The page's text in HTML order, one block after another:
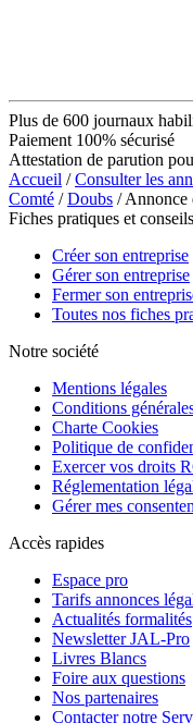
Plus de 600 journaux
Paiement 100% sécurisé
Attestation de parution
Accueil /Consulter les
Comté /Doubs /
Fiches pratiques et conseils
Créer son entreprise
Gérer son entreprise
Fermer son
Toutes nos fiches
Notre société
Mentions légales
Conditions
Charte Cookies
Politique de
Exercer vos droits
Réglementation
Gérer mes
Accès rapides
Espace pro
Tarifs annonces
Actualités formalités
Newsletter JAL-Pro
Livres Blancs
Foire aux questions
Nos partenaires
Contacter notre